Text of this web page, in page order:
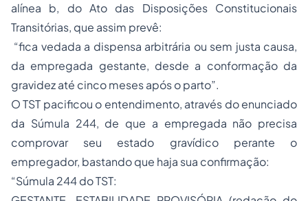
alínea b, do Ato das Disposições Constitucionais
Transitórias, que assim prevê:
“fica vedada a dispensa arbitrária ou sem justa causa,
da empregada gestante, desde a conformação da
gravidez até cinco meses após o parto”.
O TST pacificou o entendimento, através do enunciado
da Súmula 244, de que a empregada não precisa
comprovar seu estado gravídico perante o
empregador, bastando que haja sua confirmação:
“Súmula 244 do TST: